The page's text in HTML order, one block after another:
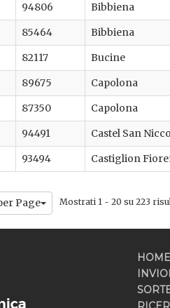
94806 Bibbiena
85464 Bibbiena
82117 Bucine
89675 Capolona
87350 Capolona
94491 Castel San
93494 Castiglion
Page Mostrati 1 - 20 su 223
HOME
INVIO